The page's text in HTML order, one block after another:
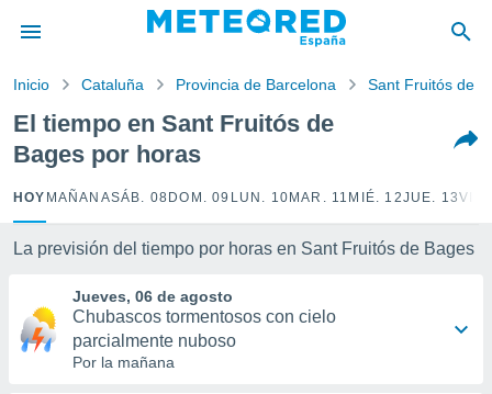
por
para
la
calidad.
a este
las
y
forma
Inicio Cataluña Provincia de Barcelona Sant Fruitós de
El tiempo en Sant Fruitós de
Bages por horas
HOY MAÑANASÁB. 08 DOM. 09 LUN. 10 MAR. 11 MIÉ. 12JUE. 13VIE.
La previsión del tiempo por horas en Sant Fruitós de Bages
Jueves, 06 de agosto
Chubascos tormentosos con cielo
parcialmente nuboso
Por la mañana